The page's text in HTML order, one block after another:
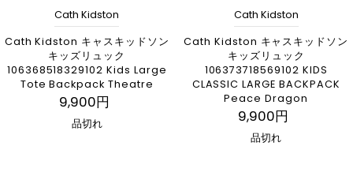
Cath Kidston
Cath Kidston キャスキッドソン
キッズリュック
106368518329102 Kids Large
Tote Backpack Theatre
9,900円
品切れ
Cath Kidston
Cath Kidston キャスキッドソン
キッズリュック
106373718569102 KIDS
CLASSIC LARGE BACKPACK
Peace Dragon
9,900円
品切れ